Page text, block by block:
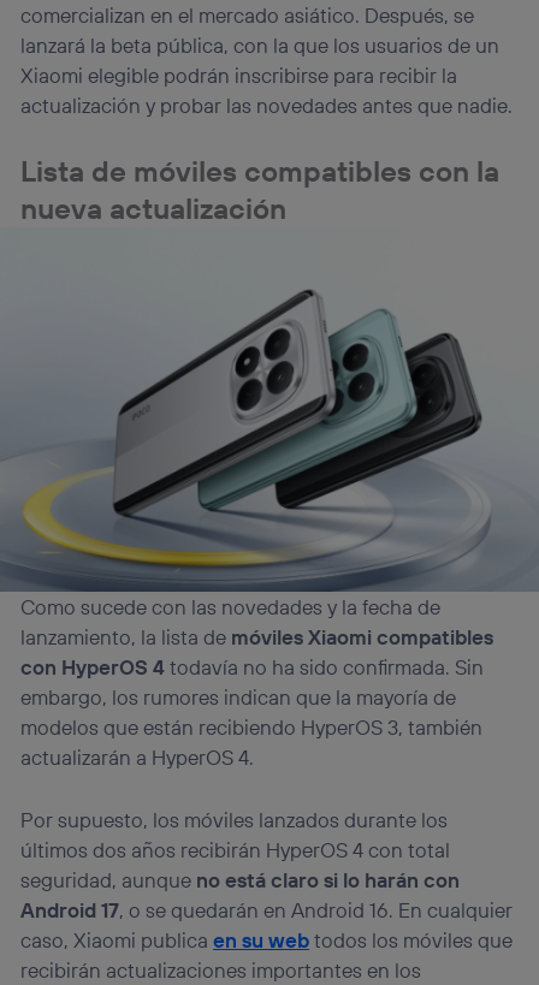
comercializan en el mercado asiático. Después, se
lanzará la beta pública, con la que los usuarios de un
Xiaomi elegible podrán inscribirse para recibir la
actualización y probar las novedades antes que nadie.
Lista de móviles compatibles con la
nueva actualización
Como sucede con las novedades y la fecha de
lanzamiento, la lista de móviles Xiaomi compatibles
con HyperOS 4todavía no ha sido confirmada. Sin
embargo, los rumores indican que la mayoría de
modelos que están recibiendo HyperOS 3, también
actualizarán a HyperOS 4.
Por supuesto, los móviles lanzados durante los
últimos dos años recibirán HyperOS 4 con total
seguridad, aunque no está claro si lo harán con
Android 17, o se quedarán en Android 16. En cualquier
caso, Xiaomi publicaen su webtodos los móviles que
recibirán actualizaciones importantes en los